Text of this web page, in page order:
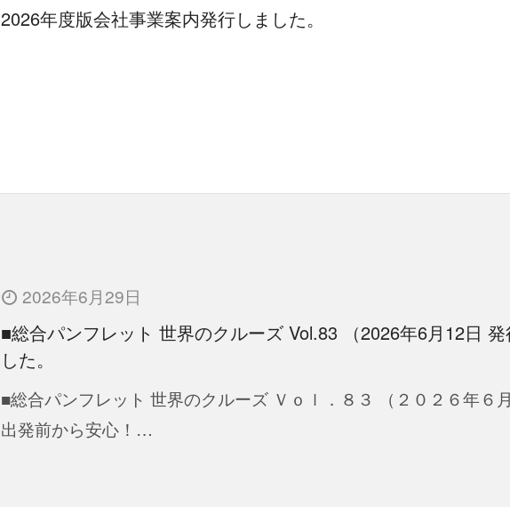
2026年度版会社事業案内発行しました。
2026年6月29日
■総合パンフレット 世界のクルーズ Vol.83 （2026年6月12日 発
した。
■総合パンフレット 世界のクルーズ Ｖｏｌ．８３ （２０２６年６
出発前から安心！…